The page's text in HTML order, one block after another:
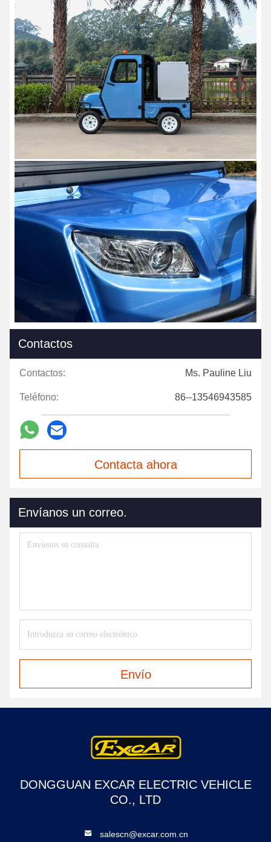
Contactos
Contactos: Ms. Pauline Liu
Teléfono: 86--13546943585
Contacta ahora
Envíanos un correo.
Envío
DONGGUAN EXCAR ELECTRIC VEHICLE
CO., LTD
salescn@excar.com.cn